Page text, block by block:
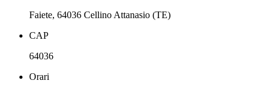
Faiete, 64036 Cellino Attanasio (TE)
CAP
64036
Orari